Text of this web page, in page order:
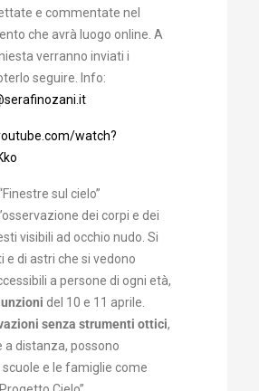
e commentate nel
che avrà luogo online. A
verranno inviati i
seguire. Info:
watch?
sul cielo”
dei corpi e dei
visibili ad occhio nudo. Si
e di astri che si vedono
a persone di ogni età,
del 10 e 11 aprile.
senza strumenti ottici,
a distanza, possono
e le famiglie come